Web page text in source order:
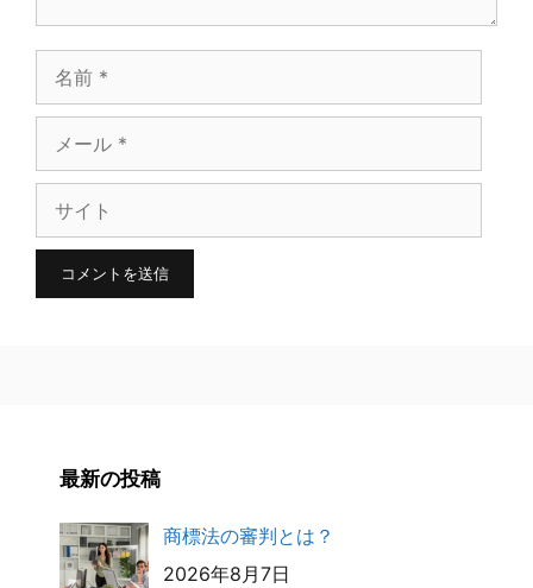
前
ー
イ
最新の投稿
商標法の審判とは？
2026年8月7日